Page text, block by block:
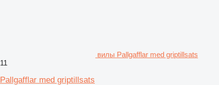
вилы Pallgafflar med griptillsats
11
Pallgafflar med griptillsats